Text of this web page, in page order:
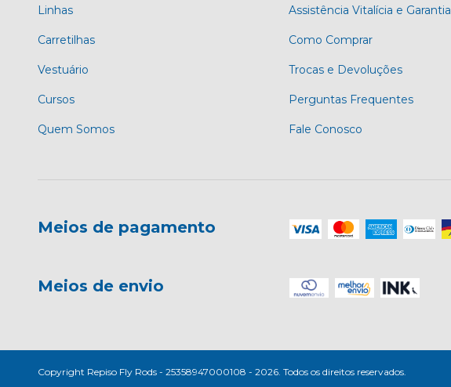
Linhas
Carretilhas
Vestuário
Cursos
Quem Somos
Assistência Vitalícia e Garantia
Como Comprar
Trocas e Devoluções
Perguntas Frequentes
Fale Conosco
Meios de pagamento
Meios de envio
Copyright Repiso Fly Rods - 25358947000108 - 2026. Todos os direitos reservados.